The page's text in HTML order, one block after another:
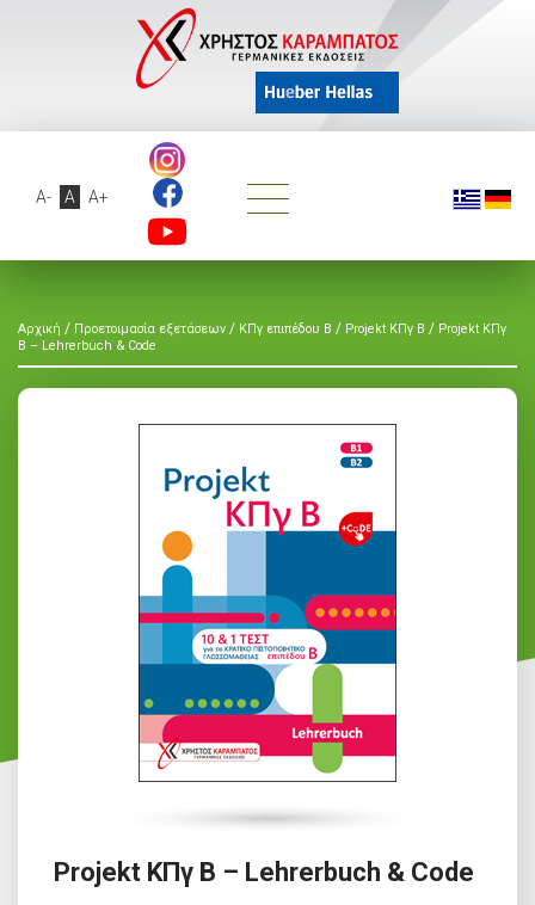
A- A A+
Αρχική / Προετοιμασία εξετάσεων / ΚΠγ επιπέδου Β / Projekt ΚΠγ Β / Projekt ΚΠγ
Β – Lehrerbuch & Code
Projekt ΚΠγ Β – Lehrerbuch & Code